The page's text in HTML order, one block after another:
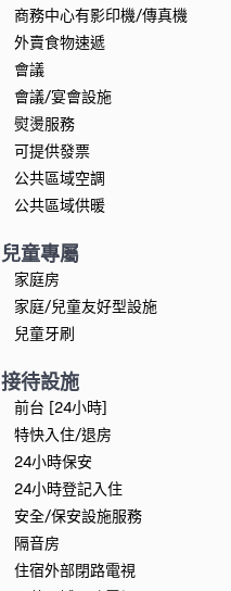
商務中心有影印機/傳真機
外賣食物速遞
會議
會議/宴會設施
熨燙服務
可提供發票
公共區域空調
公共區域供暖
兒童專屬
家庭房
家庭/兒童友好型設施
兒童牙刷
接待設施
前台 [24小時]
特快入住/退房
24小時保安
24小時登記入住
安全/保安設施服務
隔音房
住宿外部閉路電視